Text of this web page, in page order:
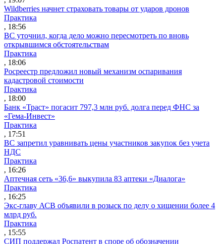
Wildberries начнет страховать товары от ударов дронов
Практика
, 18:56
ВС уточнил, когда дело можно пересмотреть по вновь
открывшимся обстоятельствам
Практика
, 18:06
Росреестр предложил новый механизм оспаривания
кадастровой стоимости
Практика
, 18:00
Банк «Траст» погасит 797,3 млн руб. долга перед ФНС за
«Гема-Инвест»
Практика
, 17:51
ВС запретил уравнивать цены участников закупок без учета
НДС
Практика
, 16:26
Аптечная сеть «36,6» выкупила 83 аптеки «Диалога»
Практика
, 16:25
Экс-главу АСВ объявили в розыск по делу о хищении более 4
млрд руб.
Практика
, 15:55
СИП поддержал Роспатент в споре об обозначении